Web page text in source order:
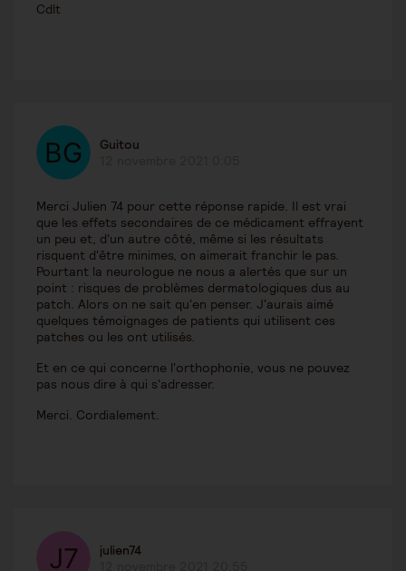
Cdlt
Guitou
Merci Julien 74 pour cette réponse rapide. Il est vrai
que les effets secondaires de ce médicament effrayent
un peu et, d'un autre côté, même si les résultats
risquent d'être minimes, on aimerait franchir le pas.
Pourtant la neurologue ne nous a alertés que sur un
point : risques de problèmes dermatologiques dus au
patch. Alors on ne sait qu'en penser. J'aurais aimé
quelques témoignages de patients qui utilisent ces
patches ou les ont utilisés.
Et en ce qui concerne l'orthophonie, vous ne pouvez
pas nous dire à qui s'adresser.
Merci. Cordialement.
julien74